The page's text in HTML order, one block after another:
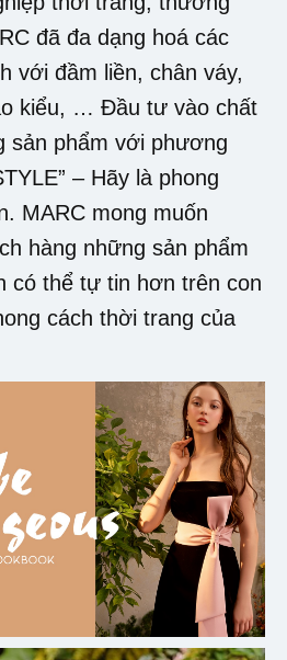
đã đa dạng hoá các
với đầm liền, chân váy,
kiểu, … Đầu tư vào chất
sản phẩm với phương
– Hãy là phong
MARC mong muốn
hàng những sản phẩm
có thể tự tin hơn trên con
cách thời trang của